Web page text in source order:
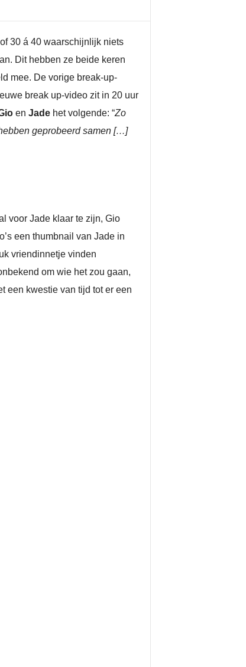
30 á 40 waarschijnlijk niets
Dit hebben ze beide keren
mee. De vorige break-up-
break up-video zit in 20 uur
en Jade het volgende: “Zo
geprobeerd samen […]
voor Jade klaar te zijn, Gio
een thumbnail van Jade in
vriendinnetje vinden
om wie het zou gaan,
een kwestie van tijd tot er een